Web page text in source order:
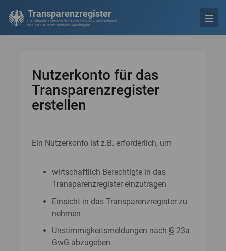
Transparenzregister
Die offizielle Plattform der Bundesrepublik Deutschland
für Daten zu wirtschaftlich Berechtigten
Nutzerkonto für das
Transparenzregister
erstellen
Ein Nutzerkonto ist z.B. erforderlich, um
wirtschaftlich Berechtigte in das
Transparenzregister einzutragen
Einsicht in das Transparenzregister zu
nehmen
Unstimmigkeitsmeldungen nach § 23a
GwG abzugeben